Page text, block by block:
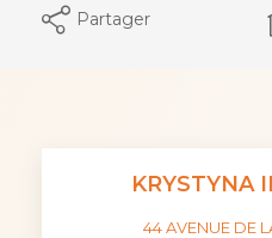
Partager
KRYSTYNA
44 AVENUE DE